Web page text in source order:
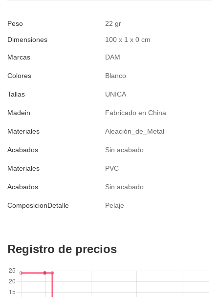
Peso 22 gr
Dimensiones 100 x 1 x 0 cm
Marcas DAM
Colores Blanco
Tallas UNICA
Madein Fabricado en China
Materiales Aleación_de_Metal
Acabados Sin acabado
Materiales PVC
Acabados Sin acabado
ComposicionDetalle Pelaje
Registro de precios